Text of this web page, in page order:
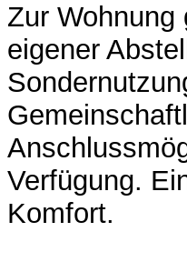
Zur Wohnung
eigener
Verfügung.
Komfort.